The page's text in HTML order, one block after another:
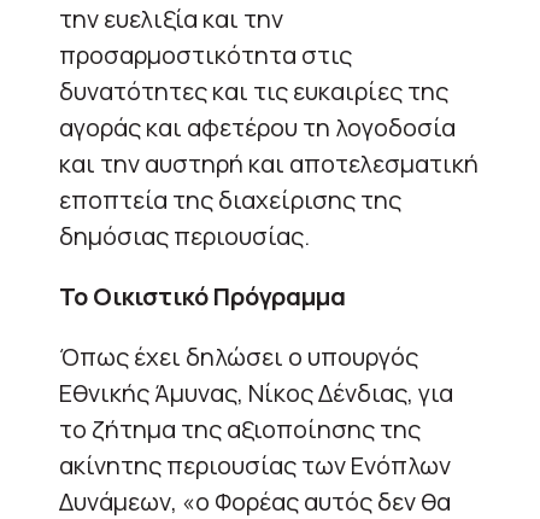
την ευελιξία και την
προσαρμοστικότητα στις
δυνατότητες και τις ευκαιρίες της
αγοράς και αφετέρου τη λογοδοσία
και την αυστηρή και αποτελεσματική
εποπτεία της διαχείρισης της
δημόσιας περιουσίας.
Το Οικιστικό Πρόγραμμα
Όπως έχει δηλώσει ο υπουργός
Εθνικής Άμυνας, Νίκος Δένδιας, για
το ζήτημα της αξιοποίησης της
ακίνητης περιουσίας των Ενόπλων
Δυνάμεων, «ο Φορέας αυτός δεν θα